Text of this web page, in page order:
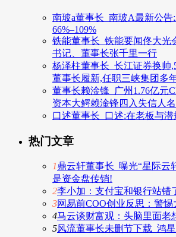
南玻a董事长_南玻A最新公告
66%–109%
铁能董事长_铁能要闻佟大光
书记、董事长张千里一行
杨泽柱董事长_长江证券换帅
董事长履新,任职三峡集团多
董事长赖淦锋_广州1.76亿元
资本大鳄赖淦锋四入失信人
口述董事长_口述:在老板与
热门文章
1鼎云轩董事长_曝光“星际云
是资金盘传销!
2李小加：支付宝和银行站错
3网易前COO创业反思：警
4马云谈财富观：头脑里面老
5风流董事长未删节下载_鸿